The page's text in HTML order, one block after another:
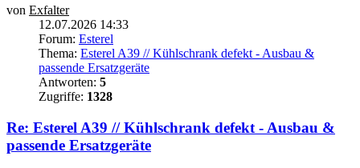
von Exfalter
12.07.2026 14:33
Forum: Esterel
Thema: Esterel A39 // Kühlschrank defekt - Ausbau &
passende Ersatzgeräte
Antworten: 5
Zugriffe: 1328
Re: Esterel A39 // Kühlschrank defekt - Ausbau &
passende Ersatzgeräte